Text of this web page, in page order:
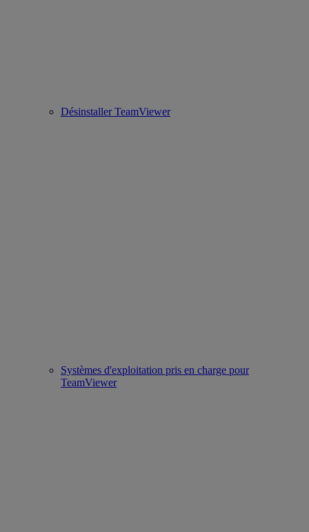
Désinstaller TeamViewer
Systèmes d'exploitation pris en charge pour
TeamViewer